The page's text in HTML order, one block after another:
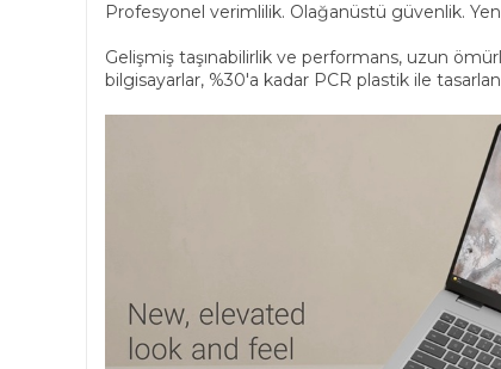
Profesyonel verimlilik. Olağanüstü güvenlik.
Gelişmiş taşınabilirlik ve performans, uzun
bilgisayarlar, %30'a kadar PCR plastik ile